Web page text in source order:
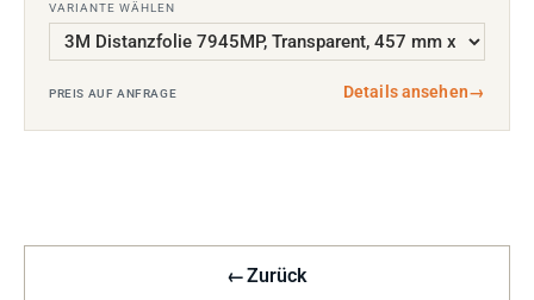
VARIANTE WÄHLEN
PREIS AUF ANFRAGE Details ansehen→
←Zurück